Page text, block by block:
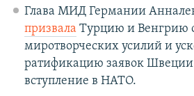
Глава МИД Германии
призвала Турцию и Венгрию
миротворческих усилий и
ратификацию заявок
вступление в НАТО.